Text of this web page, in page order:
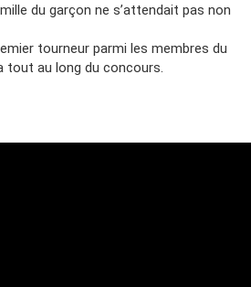
du garçon ne s’attendait pas non
tourneur parmi les membres du
tout au long du concours.